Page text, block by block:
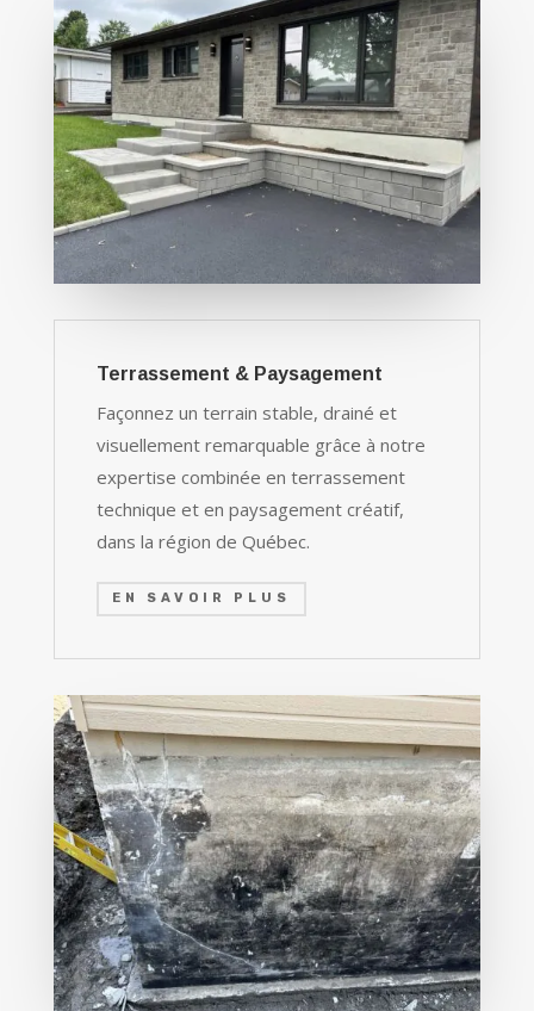
Terrassement & Paysagement
Façonnez un terrain stable, drainé et
visuellement remarquable grâce à notre
expertise combinée en terrassement
technique et en paysagement créatif,
dans la région de Québec.
EN SAVOIR PLUS